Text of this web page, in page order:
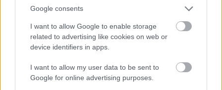
Google consents
I want to allow Google to enable storage
related to advertising like cookies on web or
device identifiers in apps.
I want to allow my user data to be sent to
Google for online advertising purposes.
Meccs Center
Paris Saint-Germainvs